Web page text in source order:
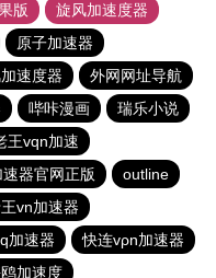
版
旋风加速度器
原子加速器
速度器
外网网址导航
哔咔漫画
瑞乐小说
王vqn加速
器官网正版
outline
vn加速器
加速器
快连vρn加速器
加速度